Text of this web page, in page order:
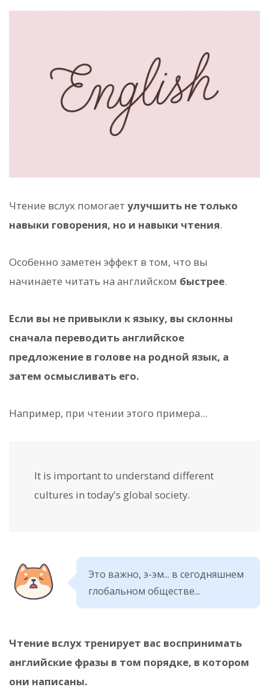
Чтение вслух помогает улучшить не только
навыки говорения, но и навыки чтения.
Особенно заметен эффект в том, что вы
начинаете читать на английском быстрее.
Если вы не привыкли к языку, вы склонны
сначала переводить английское
предложение в голове на родной язык, а
затем осмысливать его.
Например, при чтении этого примера...
It is important to understand different
cultures in today's global society.
Это важно, э-эм... в сегодняшнем
глобальном обществе...
Чтение вслух тренирует вас воспринимать
английские фразы в том порядке, в котором
они написаны.